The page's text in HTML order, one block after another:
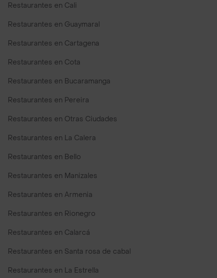
Restaurantes en Cali
Restaurantes en Guaymaral
Restaurantes en Cartagena
Restaurantes en Cota
Restaurantes en Bucaramanga
Restaurantes en Pereira
Restaurantes en Otras Ciudades
Restaurantes en La Calera
Restaurantes en Bello
Restaurantes en Manizales
Restaurantes en Armenia
Restaurantes en Rionegro
Restaurantes en Calarcá
Restaurantes en Santa rosa de cabal
Restaurantes en La Estrella